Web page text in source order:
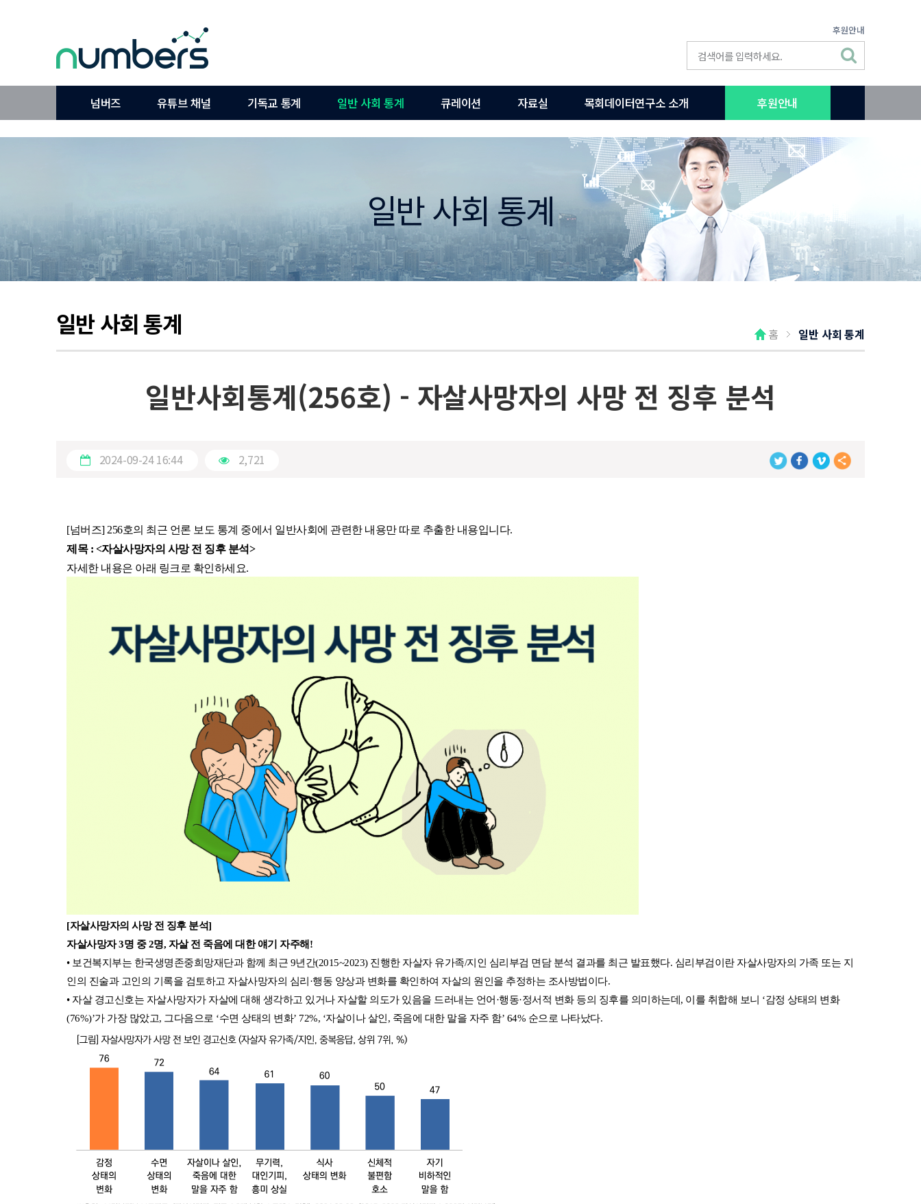
후원안내
넘버즈 유튜브 채널 기독교 통계 일반 사회 통계 큐레이션 자료실 목회데이터연구소 소개 후원안내
일반 사회 통계
일반 사회 통계 홈 일반 사회 통계
일반사회통계(256호) - 자살사망자의 사망 전 징후 분석
2024-09-24 16:44 2,721
[넘버즈] 256호의 최근 언론 보도 통계 중에서 일반사회에 관련한 내용만 따로 추출한 내용입니다.
제목 : <자살사망자의 사망 전 징후 분석>
자세한 내용은 아래 링크로 확인하세요.
[자살사망자의 사망 전 징후 분석]
자살사망자 3명 중 2명, 자살 전 죽음에 대한 얘기 자주해!
• 보건복지부는 한국생명존중희망재단과 함께 최근 9년간(2015~2023) 진행한 자살자 유가족/지인 심리부검 면담 분석 결과를 최근 발표했다. 심리부검이란 자살사망자의 가족 또는 지
인의 진술과 고인의 기록을 검토하고 자살사망자의 심리·행동 양상과 변화를 확인하여 자살의 원인을 추정하는 조사방법이다.
• 자살 경고신호는 자살사망자가 자살에 대해 생각하고 있거나 자살할 의도가 있음을 드러내는 언어·행동·정서적 변화 등의 징후를 의미하는데, 이를 취합해 보니 ‘감정 상태의 변화
(76%)’가 가장 많았고, 그다음으로 ‘수면 상태의 변화’ 72%, ‘자살이나 살인, 죽음에 대한 말을 자주 함’ 64% 순으로 나타났다.